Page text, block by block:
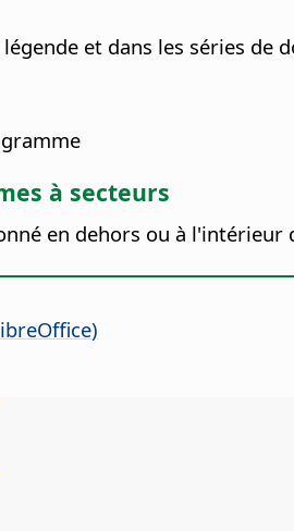
et dans les séries de
à secteurs
en dehors ou à l'intérieur
)